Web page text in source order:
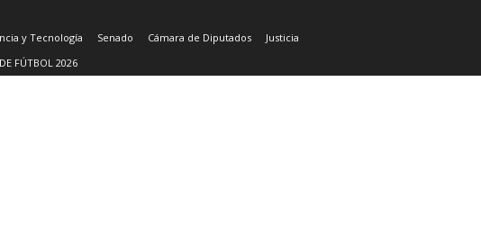
y Tecnología Senado Cámara de Diputados
Justicia
FÚTBOL 2026